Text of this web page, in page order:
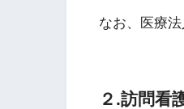
なお、医療
２.訪問看